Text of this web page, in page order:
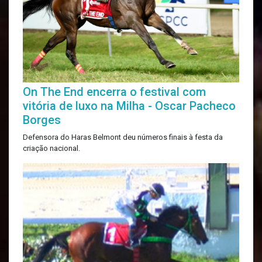
On The End encerra o festival com
vitória de luxo na Milha - Oscar Pacheco
Borges
Defensora do Haras Belmont deu números finais à festa da
criação nacional.